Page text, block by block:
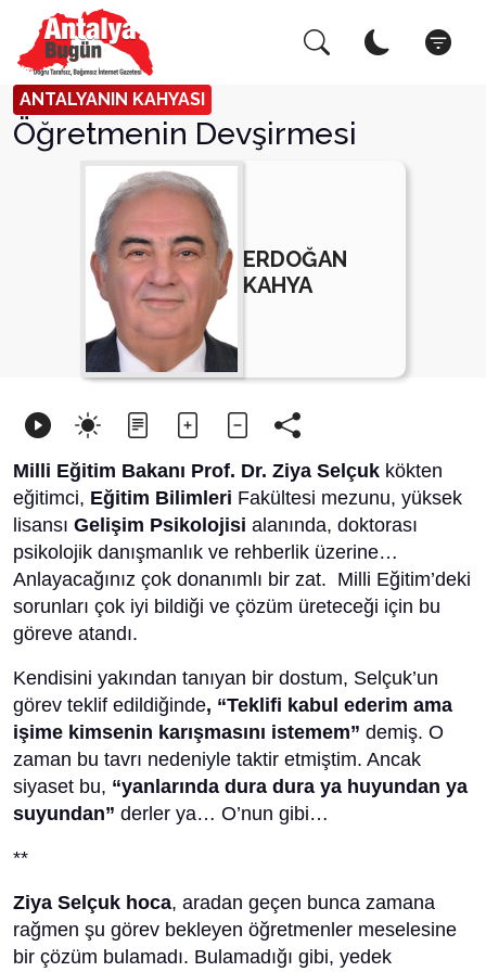
ANTALYANIN KAHYASI
Öğretmenin Devşirmesi
ERDOĞAN
KAHYA
Milli Eğitim Bakanı Prof. Dr. Ziya Selçuk kökten
eğitimci, Eğitim Bilimleri Fakültesi mezunu, yüksek
lisansı Gelişim Psikolojisi alanında, doktorası
psikolojik danışmanlık ve rehberlik üzerine…
Anlayacağınız çok donanımlı bir zat. Milli Eğitim’deki
sorunları çok iyi bildiği ve çözüm üreteceği için bu
göreve atandı.
Kendisini yakından tanıyan bir dostum, Selçuk’un
görev teklif edildiğinde, “Teklifi kabul ederim ama
işime kimsenin karışmasını istemem” demiş. O
zaman bu tavrı nedeniyle taktir etmiştim. Ancak
siyaset bu, “yanlarında dura dura ya huyundan ya
suyundan” derler ya… O’nun gibi…
**
Ziya Selçuk hoca, aradan geçen bunca zamana
rağmen şu görev bekleyen öğretmenler meselesine
bir çözüm bulamadı. Bulamadığı gibi, yedek
Arama Yap! Kapat